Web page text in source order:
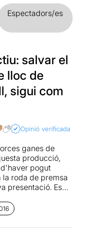
Espectadors/es
salvar el
lloc de
sigui com
Opinió verificada
ganes de
producció,
pogut
la roda de premsa
presentació. Es
"L'efecte
fa 19 anys i
del premi Ciutat